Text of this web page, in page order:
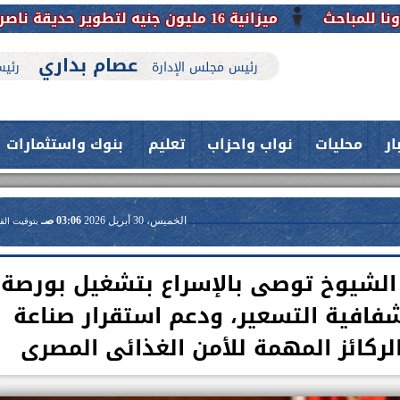
ميزانية 16 مليون جنيه لتطوير حديقة ناصر بأبوتيج.. نقلة حضارية تحافظ على تاريخها
رئيس مجلس الإدارة عصام بداري
محليات نواب واحزاب تعليم بنوك واستثمارات
الخميس، 30 أبريل 2026 03:06 صـ بتوقيت
الشيوخ توصى بالإسراع بتشغيل بورصة
التسعير، ودعم استقرار صناعة
المهمة للأمن الغذائى المصرى
العلاج الحر بمنفلوط بالتعاون مع هيئة
حدث بمستشفيات جامعة اسيوط....
فريق طبي بقسم الأنف والأذن